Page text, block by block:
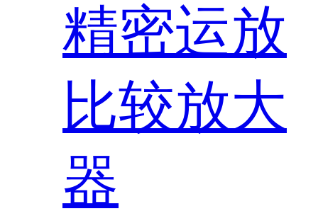
精密运放
比较放大
器